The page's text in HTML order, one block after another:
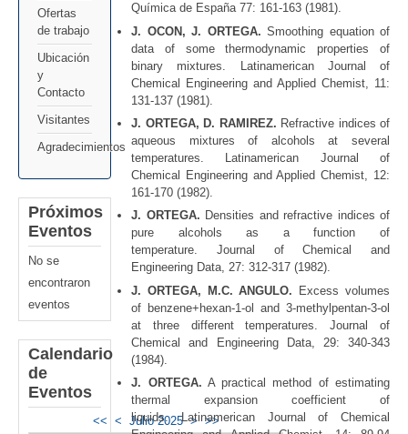
Ofertas
de trabajo
Ubicación
y
Contacto
Visitantes
Agradecimientos
Próximos
Eventos
No se
encontraron
eventos
Calendario
de
Eventos
<< < Julio 2025 > >>
Química de España 77: 161-163 (1981).
J. OCON, J. ORTEGA. Smoothing equation of
data of some thermodynamic properties of
binary mixtures. Latinamerican Journal of
Chemical Engineering and Applied Chemist, 11:
131-137 (1981).
J. ORTEGA, D. RAMIREZ. Refractive indices of
aqueous mixtures of alcohols at several
temperatures. Latinamerican Journal of
Chemical Engineering and Applied Chemist, 12:
161-170 (1982).
J. ORTEGA. Densities and refractive indices of
pure alcohols as a function of
temperature. Journal of Chemical and
Engineering Data, 27: 312-317 (1982).
J. ORTEGA, M.C. ANGULO. Excess volumes
of benzene+hexan-1-ol and 3-methylpentan-3-ol
at three different temperatures. Journal of
Chemical and Engineering Data, 29: 340-343
(1984).
J. ORTEGA. A practical method of estimating
thermal expansion coefficient of
liquids. Latinamerican Journal of Chemical